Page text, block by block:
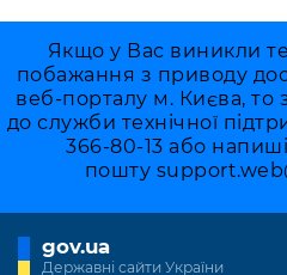
Київська міська
Важливе під час
Якщо у Вас виникли
побажання з приводу
веб-порталу м. Києва, то
до служби технічної
366-80-13 або
пошту
gov.ua
Державні сайти України